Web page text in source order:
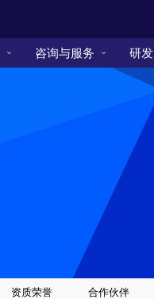
咨询与服务 研发
资质荣誉 合作伙伴